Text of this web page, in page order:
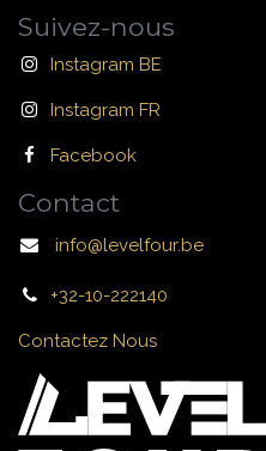
Suivez-nous
Instagram BE
Instagram FR
Facebook
Contact
info@levelfour.be
+32-10-222140
Contactez Nous